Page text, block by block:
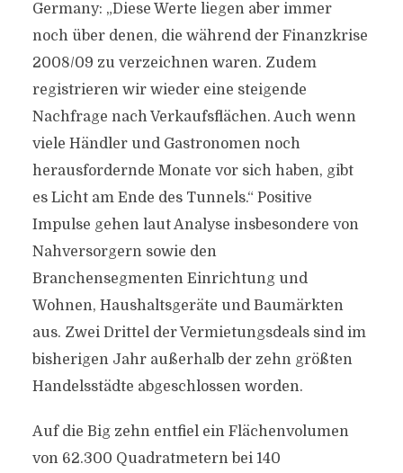
Germany: „Diese Werte liegen aber immer
noch über denen, die während der Finanzkrise
2008/09 zu verzeichnen waren. Zudem
registrieren wir wieder eine steigende
Nachfrage nach Verkaufsflächen. Auch wenn
viele Händler und Gastronomen noch
herausfordernde Monate vor sich haben, gibt
es Licht am Ende des Tunnels.“ Positive
Impulse gehen laut Analyse insbesondere von
Nahversorgern sowie den
Branchensegmenten Einrichtung und
Wohnen, Haushaltsgeräte und Baumärkten
aus. Zwei Drittel der Vermietungsdeals sind im
bisherigen Jahr außerhalb der zehn größten
Handelsstädte abgeschlossen worden.
Auf die Big zehn entfiel ein Flächenvolumen
von 62.300 Quadratmetern bei 140